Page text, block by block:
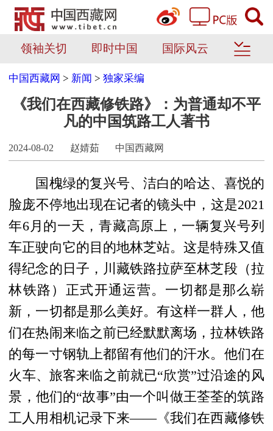
领袖关切 即时中国 国际风云
中国西藏网 > 新闻 >独家采编
《我们在西藏修铁路》：为普通却不平
凡的中国筑路工人著书
2024-08-02 赵婧茹 中国西藏网
国槐绿的复兴号、洁白的哈达、喜悦的
脸庞不停地出现在记者的镜头中，这是2021
年6月 的一天 ，青藏高原上， 一辆复兴号列
车正驶向它的目的地林芝站。这是特殊又值
得纪念的日子，川藏铁路拉萨至林芝段（拉
林铁路）正式开通运营。一切都是那么崭
新，一切都是那么美好。有这样一群人，他
们在热闹来临之前已经默默离场 ，拉林铁路
的每一寸钢轨上都留有他们的汗水。 他们在
火车、旅客来临之前就已“欣赏”过沿途的风
景，他们的“故事”由一个叫做王荃荃的筑路
工人用相机记录下来——《我们在西藏修铁